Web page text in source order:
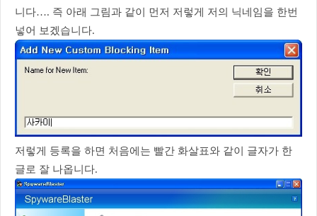
니다…. 즉 아래 그림과 같이 먼저 저렇게 저의 닉네임을 한번
넣어 보겠습니다.
저렇게 등록을 하면 처음에는 빨간 화살표와 같이 글자가 한
글로 잘 나옵니다.